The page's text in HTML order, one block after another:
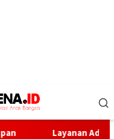
Layanan Adminduk